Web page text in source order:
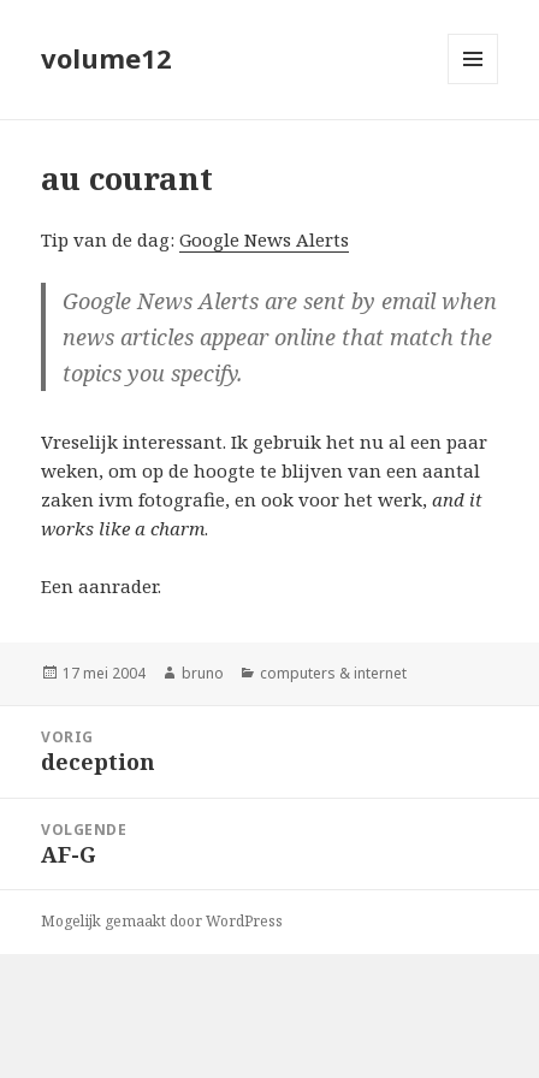
volume12
au courant
Tip van de dag:Google News Alerts
Google News Alerts are sent by email when
news articles appear online that match the
topics you specify.
Vreselijk interessant. Ik gebruik het nu al een paar
weken, om op de hoogte te blijven van een aantal
zaken ivm fotografie, en ook voor het werk,and it
works like a charm.
Een aanrader.
Geplaatst
17 mei 2004 Auteur
bruno Categorieën
computers & internet
navigatie
VORIG
Vorig
deception
VOLGENDE
Volgend
AF-G
Mogelijk gemaakt door WordPress